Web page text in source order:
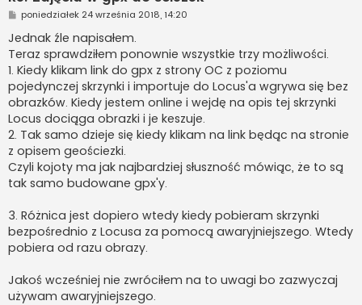
P
o
s
t
poniedziałek 24 września 2018, 14:20
Jednak źle napisałem.
Teraz sprawdziłem ponownie wszystkie trzy możliwości.
1. Kiedy klikam link do gpx z strony OC z poziomu
pojedynczej skrzynki i importuje do Locus'a wgrywa się bez
obrazków. Kiedy jestem online i wejdę na opis tej skrzynki
Locus dociąga obrazki i je keszuje.
2. Tak samo dzieje się kiedy klikam na link będąc na stronie
z opisem geościezki.
Czyli kojoty ma jak najbardziej słuszność mówiąc, że to są
tak samo budowane gpx'y.
3. Różnica jest dopiero wtedy kiedy pobieram skrzynki
bezpośrednio z Locusa za pomocą awaryjniejszego. Wtedy
pobiera od razu obrazy.
Jakoś wcześniej nie zwróciłem na to uwagi bo zazwyczaj
używam awaryjniejszego.